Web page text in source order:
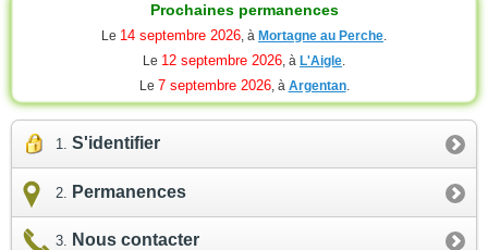
Prochaines permanences
Le 14 septembre 2026, à Mortagne au Perche.
Le 12 septembre 2026, à L'Aigle.
Le 7 septembre 2026, à Argentan.
S'identifier
Permanences
Nous contacter